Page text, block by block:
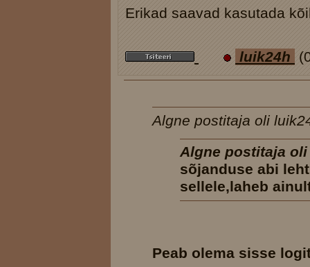
Erikad saavad kasutada
luik24h
Algne postitaja oli
Algne postitaja
sõjanduse abi
sellele,laheb
Peab olema sisse